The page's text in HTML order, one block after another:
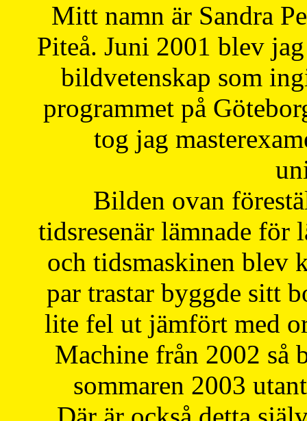
Mitt namn är Sandra
Piteå. Juni 2001 blev
bildvetenskap som
programmet på
tog jag
Bilden ovan
tidsresenär lämnade för
och tidsmaskinen blev
par trastar byggde sitt
lite fel ut jämfört med
Machine från 2002 så
sommaren 2003